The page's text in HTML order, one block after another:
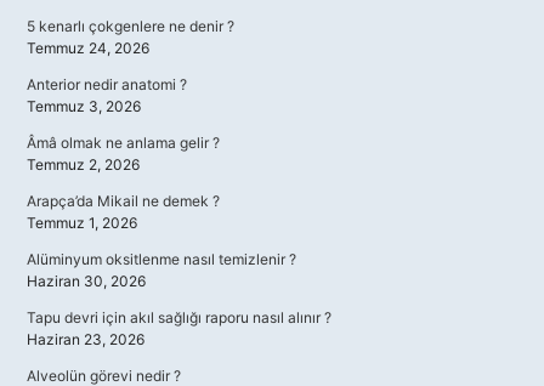
5 kenarlı çokgenlere ne denir ?
Temmuz 24, 2026
Anterior nedir anatomi ?
Temmuz 3, 2026
Âmâ olmak ne anlama gelir ?
Temmuz 2, 2026
Arapça’da Mikail ne demek ?
Temmuz 1, 2026
Alüminyum oksitlenme nasıl temizlenir ?
Haziran 30, 2026
Tapu devri için akıl sağlığı raporu nasıl alınır ?
Haziran 23, 2026
Alveolün görevi nedir ?